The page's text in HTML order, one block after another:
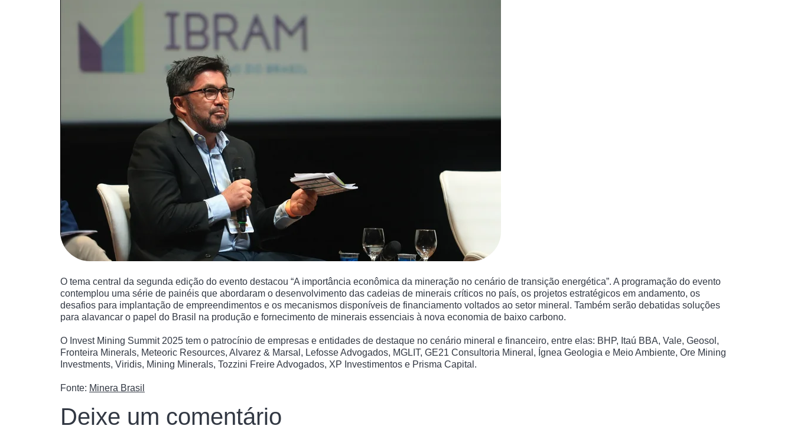
O tema central da segunda edição do evento destacou “A importância econômica da mineração no cenário de transição energética”. A programação do evento
contemplou uma série de painéis que abordaram o desenvolvimento das cadeias de minerais críticos no país, os projetos estratégicos em andamento, os
desafios para implantação de empreendimentos e os mecanismos disponíveis de financiamento voltados ao setor mineral. Também serão debatidas soluções
para alavancar o papel do Brasil na produção e fornecimento de minerais essenciais à nova economia de baixo carbono.
O Invest Mining Summit 2025 tem o patrocínio de empresas e entidades de destaque no cenário mineral e financeiro, entre elas: BHP, Itaú BBA, Vale, Geosol,
Fronteira Minerals, Meteoric Resources, Alvarez & Marsal, Lefosse Advogados, MGLIT, GE21 Consultoria Mineral, Ígnea Geologia e Meio Ambiente, Ore Mining
Investments, Viridis, Mining Minerals, Tozzini Freire Advogados, XP Investimentos e Prisma Capital.
Fonte: Minera Brasil
Deixe um comentário